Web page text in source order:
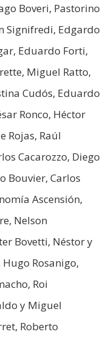
Boveri, Pastorino
Signifredi, Edgardo
Eduardo Forti,
Miguel Ratto,
Cudós, Eduardo
Ronco, Héctor
Rojas, Raúl
Cacarozzo, Diego
Bouvier, Carlos
Ascensión,
Nelson
Bovetti, Néstor y
Rosanigo,
Roi
y Miguel
Roberto